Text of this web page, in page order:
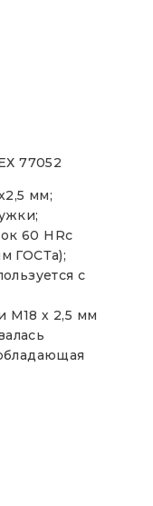
77052
мм;
60 HRc
ГОСТа);
с
М18 х 2,5 мм